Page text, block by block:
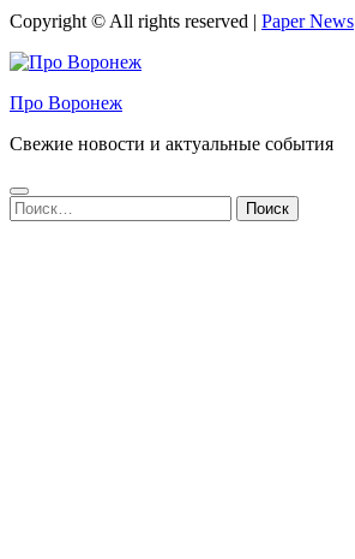
Copyright © All rights reserved | Paper News
Про Воронеж
Свежие новости и актуальные события
Найти: